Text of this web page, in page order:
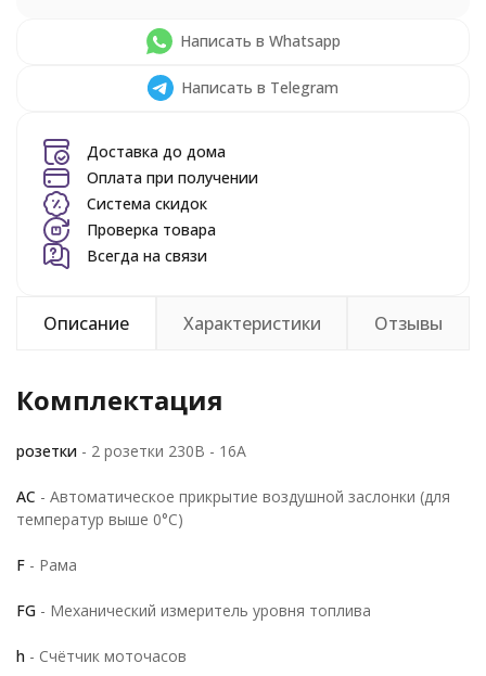
Написать в Whatsapp
Написать в Telegram
Доставка до дома
Оплата при получении
Система скидок
Проверка товара
Всегда на связи
Описание Характеристики Отзывы
Комплектация
розетки - 2 розетки 230В - 16A
AC - Автоматическое прикрытие воздушной заслонки (для
температур выше 0°C)
F - Рама
FG - Механический измеритель уровня топлива
h - Счётчик моточасов